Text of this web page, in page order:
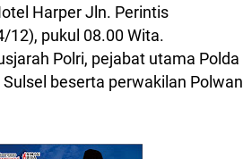
Harper Jln. Perintis
12), pukul 08.00 Wita.
Polri, pejabat utama Polda
beserta perwakilan Polwan